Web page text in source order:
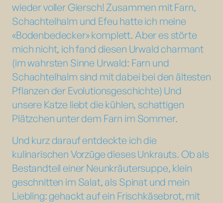
wieder voller Giersch! Zusammen mit Farn,
Schachtelhalm und Efeu hatte ich meine
«Bodenbedecker» komplett. Aber es störte
mich nicht, ich fand diesen Urwald charmant
(im wahrsten Sinne Urwald: Farn und
Schachtelhalm sind mit dabei bei den ältesten
Pflanzen der Evolutionsgeschichte) Und
unsere Katze liebt die kühlen, schattigen
Plätzchen unter dem Farn im Sommer.
Und kurz darauf entdeckte ich die
kulinarischen Vorzüge dieses Unkrauts. Ob als
Bestandteil einer Neunkräutersuppe, klein
geschnitten im Salat, als Spinat und mein
Liebling: gehackt auf ein Frischkäsebrot, mit